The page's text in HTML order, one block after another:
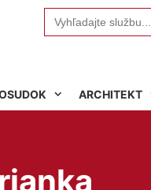
Search
for:
ARCHITEKT